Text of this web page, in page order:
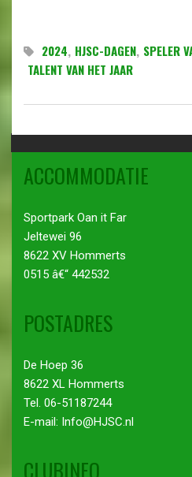
2024, HJSC-DAGEN, SPELER
TALENT VAN HET JAAR
ACCOMMODATIE
Sportpark Oan it Far
Jeltewei 96
8622 XV Hommerts
0515 â€“ 442532
POSTADRES
De Hoep 36
8622 XL Hommerts
Tel. 06-51187244
E-mail: Info@HJSC.nl
CLUBINFO